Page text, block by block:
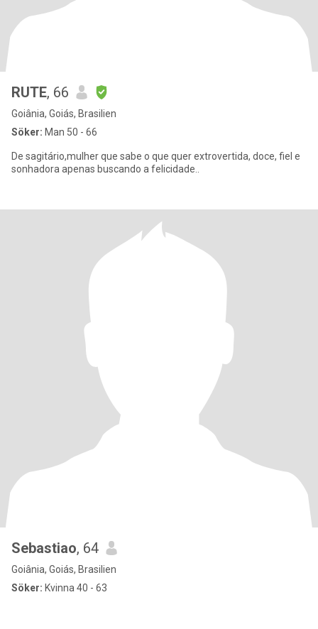
RUTE, 66
Goiânia, Goiás, Brasilien
Söker: Man 50 - 66
De sagitário,mulher que sabe o que quer extrovertida, doce, fiel e
sonhadora apenas buscando a felicidade..
Sebastiao, 64
Goiânia, Goiás, Brasilien
Söker: Kvinna 40 - 63